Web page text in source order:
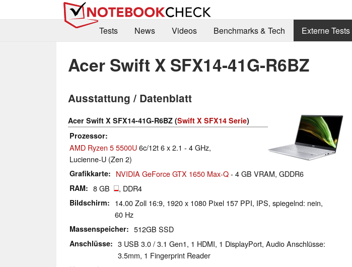
Tests
News Videos Benchmarks & Tech Externe Tests
Acer Swift X SFX14-41G-R6BZ
Ausstattung / Datenblatt
Acer Swift X SFX14-41G-R6BZ (Swift X SFX14 Serie)
Prozessor
AMD Ryzen 5 5500U6c/12t 6 x 2.1 - 4 GHz,
Lucienne-U (Zen 2)
Grafikkarte NVIDIA GeForce GTX 1650 Max-Q- 4 GB VRAM, GDDR6
RAM 8 GB , DDR4
Bildschirm
14.00 Zoll 16:9, 1920 x 1080 Pixel 157 PPI, IPS, spiegelnd: nein,
60 Hz
Massenspeicher 512GB SSD
Anschlüsse
3 USB 3.0 / 3.1 Gen1, 1 HDMI, 1 DisplayPort, Audio Anschlüsse:
3.5mm, 1 Fingerprint Reader